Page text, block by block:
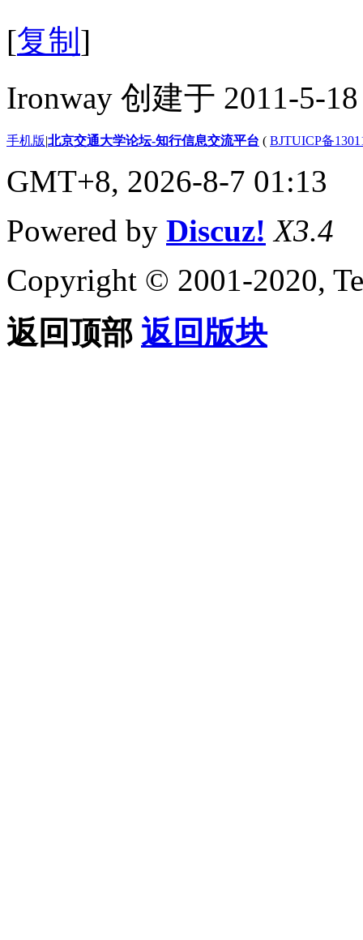
[复制 ]
Ironway 创建于 2011-5-18
手机版|北京交通大学论坛-知行信息交流平台 ( BJTUICP备
GMT+8, 2026-8-7 01:13
Powered by Discuz! X3.4
Copyright © 2001-2020,
返回顶部 返回版块